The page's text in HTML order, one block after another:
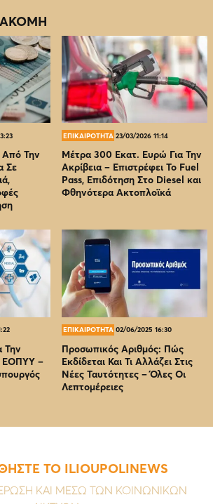
ΑΚΟΜΗ
Την
Σε
ΕΠΙΚΑΙΡΟΤΗΤΑ 23/03/2026 11:14
Μέτρα 300 Εκατ. Ευρώ Για Την
Ακρίβεια – Επιστρέφει Το Fuel
Pass, Επιδότηση Στο Diesel και
Φθηνότερα Ακτοπλοϊκά
Την
EOΠΥΥ –
ΕΠΙΚΑΙΡΟΤΗΤΑ 02/06/2025 16:30
Προσωπικός Αριθμός: Πώς
Εκδίδεται Και Τι Αλλάζει Στις
Νέες Ταυτότητες – Όλες Οι
Λεπτομέρειες
ΤΟ ILIOUPOLINEWS
ΚΑΙ ΜΕΣΩ ΤΩΝ ΚΟΙΝΩΝΙΚΩΝ